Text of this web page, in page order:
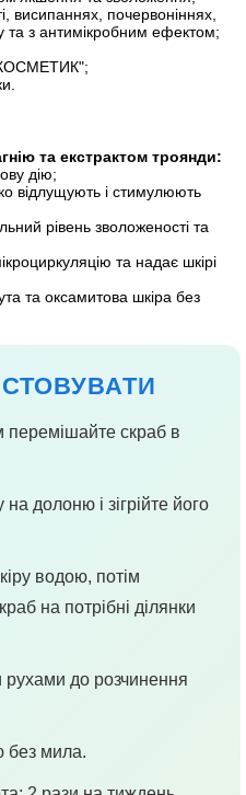
висипаннях, почервоніннях,
та з антимікробним ефектом;
та екстрактом троянди:
дію;
відлущують і стимулюють
рівень зволоженості та
та надає шкірі
та оксамитова шкіра без
перемішайте скраб в
долоню і зігрійте його
водою, потім
на потрібні ділянки
до розчинення
без мила.